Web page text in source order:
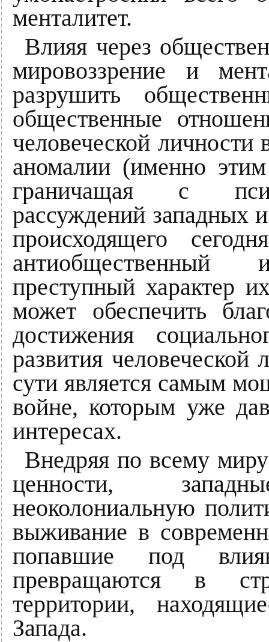
менталитет.
Влияя через
мировоззрение и
разрушить
общественные
человеческой личности
аномалии (именно этим
граничащая с
рассуждений западных
происходящего
преступный характер
может обеспечить
достижения
развития
сути является самым
войне, которым уже
интересах.
Внедряя по всему
ценности,
неоколониальную
выживание в
попавшие под
превращаются в
территории,
Запада.